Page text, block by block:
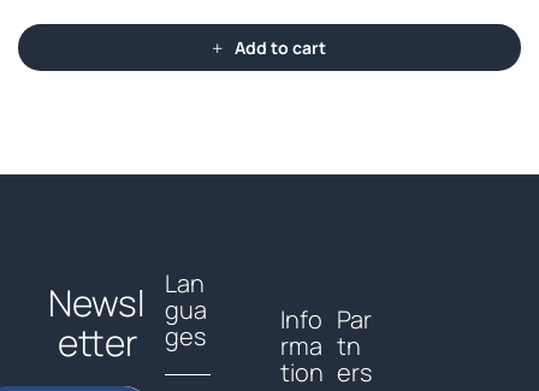
Add to cart
Newsl
etter
Lan
gua
ges
Info
rma
tion
Par
tn
ers